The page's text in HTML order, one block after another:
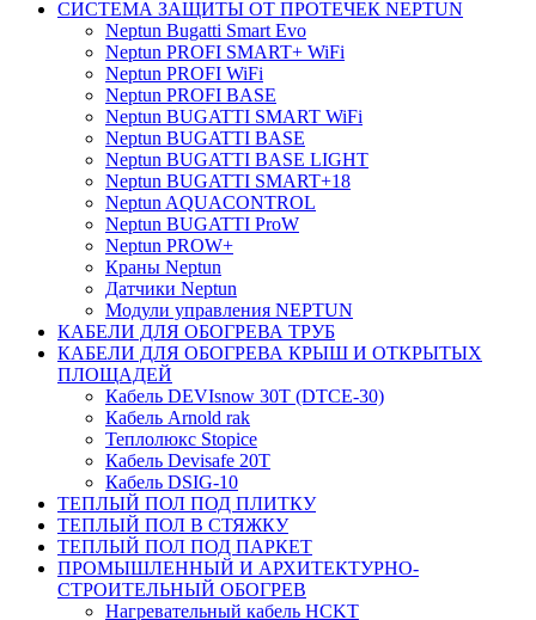
СИСТЕМА ЗАЩИТЫ ОТ ПРОТЕЧЕК NEPTUN
Neptun Bugatti Smart Evo
Neptun PROFI SMART+ WiFi
Neptun PROFI WiFi
Neptun PROFI BASE
Neptun BUGATTI SMART WiFi
Neptun BUGATTI BASE
Neptun BUGATTI BASE LIGHT
Neptun BUGATTI SMART+18
Neptun AQUACONTROL
Neptun BUGATTI ProW
Neptun PROW+
Краны Neptun
Датчики Neptun
Модули управления NEPTUN
КАБЕЛИ ДЛЯ ОБОГРЕВА ТРУБ
КАБЕЛИ ДЛЯ ОБОГРЕВА КРЫШ И ОТКРЫТЫХ
ПЛОЩАДЕЙ
Кабель DEVIsnow 30Т (DTCE-30)
Кабель Arnold rak
Теплолюкс Stopice
Кабель Devisafe 20T
Кабель DSIG-10
ТЕПЛЫЙ ПОЛ ПОД ПЛИТКУ
ТЕПЛЫЙ ПОЛ В СТЯЖКУ
ТЕПЛЫЙ ПОЛ ПОД ПАРКЕТ
ПРОМЫШЛЕННЫЙ И АРХИТЕКТУРНО-
СТРОИТЕЛЬНЫЙ ОБОГРЕВ
Нагревательный кабель НCKТ